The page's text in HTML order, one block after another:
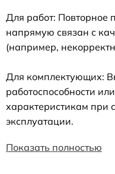
Для работ: Повторное
напрямую связан с
(например,
Для комплектующих:
работоспособности
характеристикам при
эксплуатации.
Показать полностью